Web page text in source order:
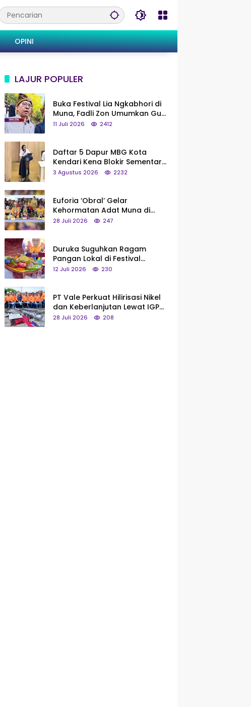
OPINI
LAJUR POPULER
Buka Festival Lia Ngkabhori di
Muna, Fadli Zon Umumkan Gua
Metanduno Segera Naik Status
11 Juli 2026 2412
Daftar 5 Dapur MBG Kota
Kendari Kena Blokir Sementara
dari Pusat
3 Agustus 2026 2232
Euforia ‘Obral’ Gelar
Kehormatan Adat Muna di
Silaturahmi KKMM, Ridwan Bae:
28 Juli 2026 247
Duruka Suguhkan Ragam
Pangan Lokal di Festival
Liangkobhori, Dari Umbi Rebus
12 Juli 2026 230
PT Vale Perkuat Hilirisasi Nikel
dan Keberlanjutan Lewat IGP
Morowali
28 Juli 2026 208